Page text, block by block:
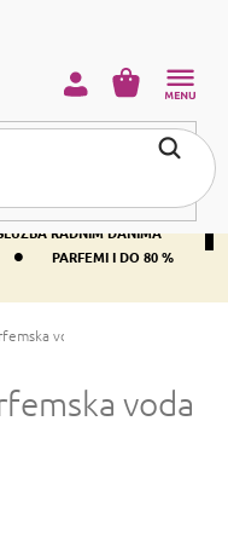
€ •
400+ SVJETSKI
RADNIM DANIMA
•
PARFEMI I DO 80 %
KOŠARICA
voda za žene
voda